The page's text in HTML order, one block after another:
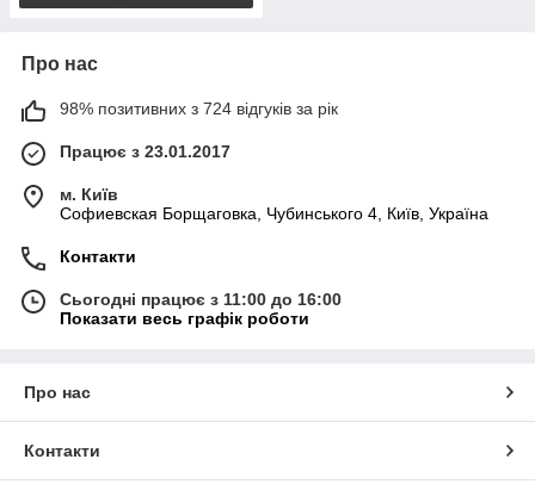
Про нас
98% позитивних з 724 відгуків за рік
Працює з 23.01.2017
м. Київ
Софиевская Борщаговка, Чубинського 4, Київ, Україна
Контакти
Сьогодні працює з 11:00 до 16:00
Показати весь графік роботи
Про нас
Контакти